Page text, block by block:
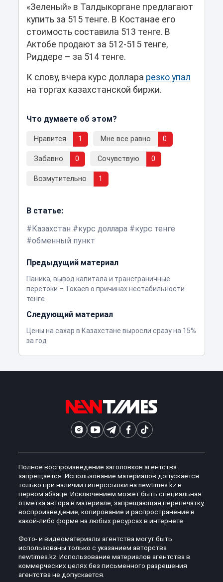
«Зеленый» в Талдыкоргане предлагают
купить за 515 тенге. В Костанае его
стоимость составила 513 тенге. В
Актобе продают за 512-515 тенге,
Риддере – за 514 тенге.
К слову, вчера курс доллара резко упал
на торгах казахстанской биржи.
Что думаете об этом?
Нравится 1 Мне все равно 0
Забавно 0 Сочувствую 0
Возмутительно 1
В статье:
Казахстан
курс доллара
курс тенге
обменный пункт
Предыдущий материал
Паника, вывод капитала и трансграничные
перетоки – Токаев о причинах нестабильности
тенге
Следующий материал
Цены на сахар в Казахстане выросли сразу на 15%
за год
Полное воспроизведение заголовков агентства
запрещается. Использование материалов допускается
только при наличии гиперссылки на newtimes.kz в
первом абзаце. Исключением может быть специальная
отметка автора в материале, запрещающая перепечатку,
воспроизведение, копирование и распространение в
какой-либо форме на любых ресурсах в интернете.
Фото- и видеоматериалы агентства могут быть
использованы только с указанием авторства
newtimes.kz. Использование материалов агентства в
коммерческих целях без письменного разрешения
агентства не допускается.